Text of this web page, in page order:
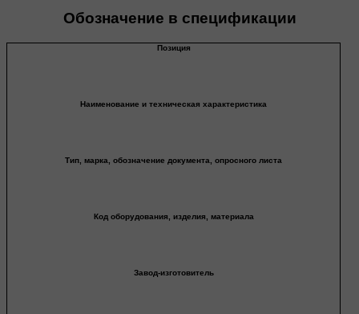
Обозначение в спецификации
Позиция
Наименование и техническая характеристика
Тип, марка, обозначение документа, опросного листа
Код оборудования, изделия, материала
Завод-изготовитель